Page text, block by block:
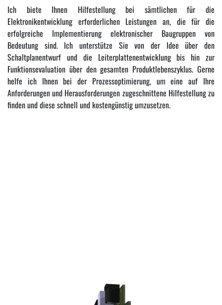
Ich biete Ihnen Hilfestellung bei sämtlichen für die
Elektronikentwicklung erforderlichen Leistungen an, die für die
erfolgreiche Implementierung elektronischer Baugruppen von
Bedeutung sind. Ich unterstütze Sie von der Idee über den
Schaltplanentwurf und die Leiterplattenentwicklung bis hin zur
Funktionsevaluation über den gesamten Produktlebenszyklus. Gerne
helfe ich Ihnen bei der Prozessoptimierung, um eine auf Ihre
Anforderungen und Herausforderungen zugeschnittene Hilfestellung zu
finden und diese schnell und kostengünstig umzusetzen.